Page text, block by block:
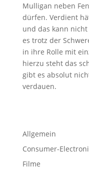
Mulligan neben
dürfen. Verdient
und das kann
es trotz der
in ihre Rolle mit
hierzu steht das
gibt es absolut
verdauen.
Allgemein
Consumer-
Filme